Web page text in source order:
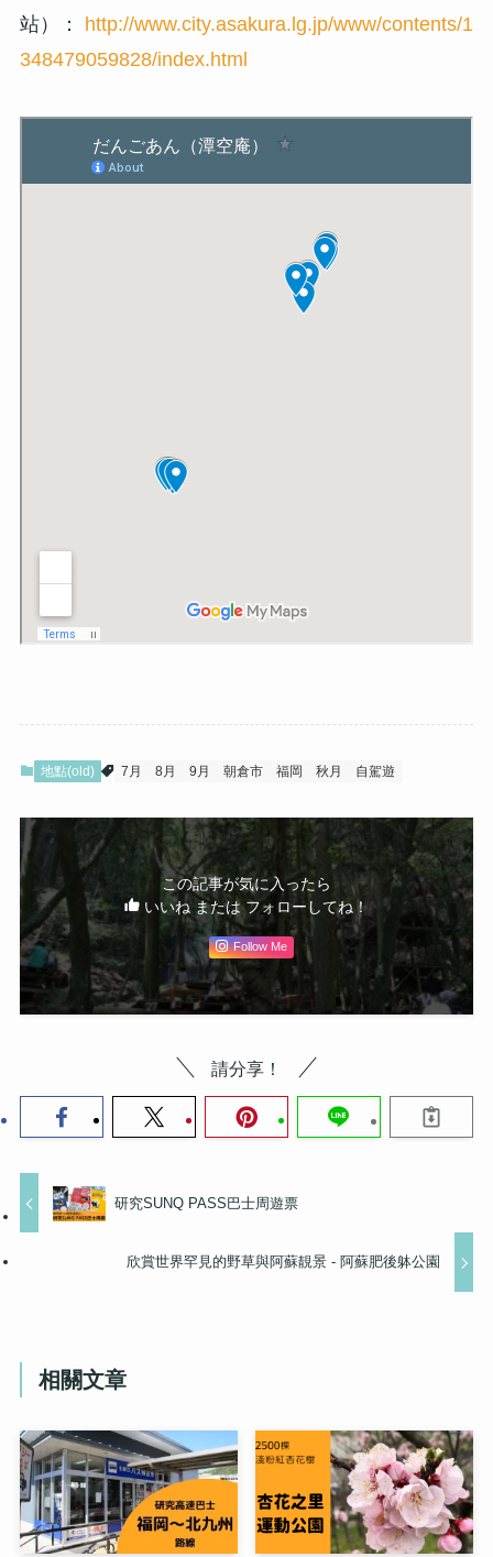
站）：
http://www.city.asakura.lg.jp/www/contents/1
348479059828/index.html
地點(old) 7月 8月 9月 朝倉市 福岡 秋月 自駕遊
この記事が気に入ったら
いいね または フォローしてね！
Follow Me
請分享！
研究SUNQ PASS巴士周遊票
欣賞世界罕見的野草與阿蘇靚景 - 阿蘇肥後躰公園
相關文章